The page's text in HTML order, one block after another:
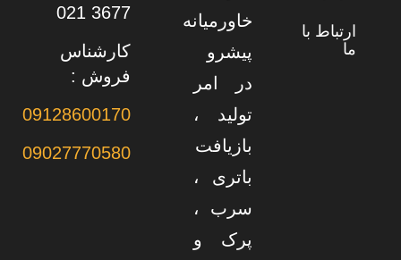
ارتباط با
ما
خاورمیانه
پیشرو
در امر
تولید ،
بازیافت
باتری ،
سرب ،
پرک و
3677 021
کارشناس
فروش :
09128600170
09027770580